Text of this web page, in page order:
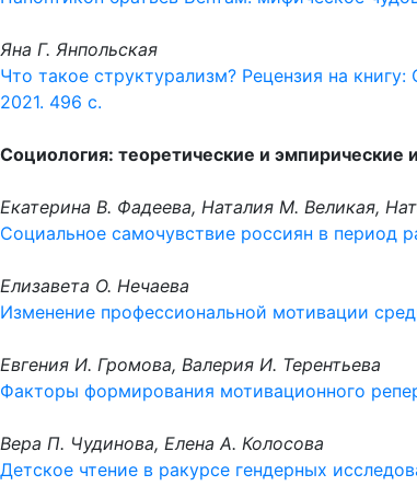
Яна Г. Янпольская
Что такое структурализм? Рецензия на
2021. 496 с.
Социология: теоретические и эмпирические
Екатерина В. Фадеева, Наталия М. Великая,
Социальное самочувствие россиян в период
Елизавета О. Нечаева
Изменение профессиональной мотивации
Евгения И. Громова, Валерия И. Терентьева
Факторы формирования мотивационного
Вера П. Чудинова, Елена А. Колосова
Детское чтение в ракурсе гендерных